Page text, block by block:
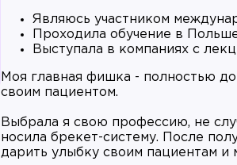
Являюсь участником
Проходила обучение в
Выступала в компаниях с
Моя главная фишка - полностью
своим пациентом.
Выбрала я свою профессию, не
носила брекет-систему. После
дарить улыбку своим пациентам и